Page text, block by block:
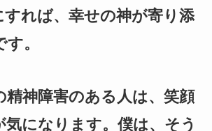
すれば、幸せの神が寄り添
。
精神障害のある人は、笑顔
気になります。僕は、そう